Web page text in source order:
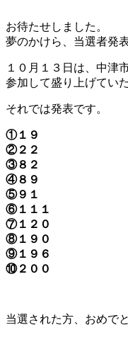
お待たせしました。
夢のかけら、当選者発
１０月１３日は、中津
参加して盛り上げてい
それでは発表です。
①１９
②２２
③８２
④８９
⑤９１
⑥１１１
⑦１２０
⑧１９０
⑨１９６
⑩２００
当選された方、おめで